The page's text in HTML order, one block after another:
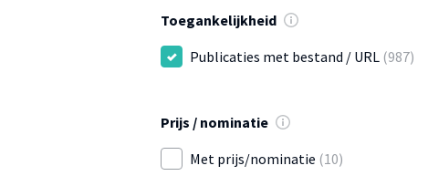
Toegankelijkheid
Publicaties met bestand / URL (987)
Prijs / nominatie
Met prijs/nominatie (10)